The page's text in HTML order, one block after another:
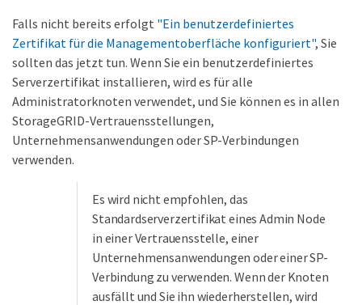
Falls nicht bereits erfolgt "Ein benutzerdefiniertes
Zertifikat für die Managementoberfläche konfiguriert", Sie
sollten das jetzt tun. Wenn Sie ein benutzerdefiniertes
Serverzertifikat installieren, wird es für alle
Administratorknoten verwendet, und Sie können es in allen
StorageGRID-Vertrauensstellungen,
Unternehmensanwendungen oder SP-Verbindungen
verwenden.
Es wird nicht empfohlen, das
Standardserverzertifikat eines Admin Node
in einer Vertrauensstelle, einer
Unternehmensanwendungen oder einer SP-
Verbindung zu verwenden. Wenn der Knoten
ausfällt und Sie ihn wiederherstellen, wird